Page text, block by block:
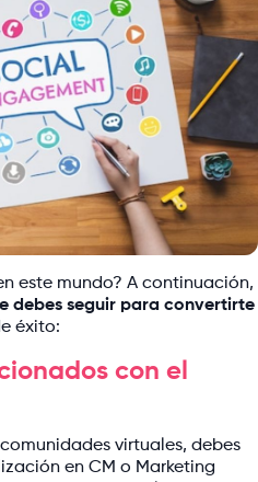
este mundo? A continuación,
debes seguir para convertirte
éxito:
con el
virtuales, debes
en CM o Marketing